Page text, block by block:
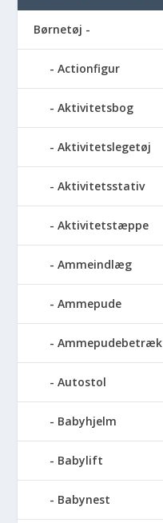
Børnetøj -
Actionfigur
Aktivitetsbog
Aktivitetslegetøj
Aktivitetsstativ
Aktivitetstæppe
Ammeindlæg
Ammepude
Ammepudebetræk
Autostol
Babyhjelm
Babylift
Babynest